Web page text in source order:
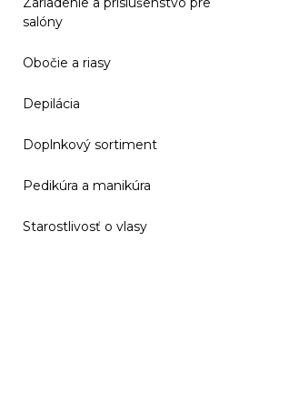
salóny
Obočie a riasy
Depilácia
Doplnkový sortiment
Pedikúra a manikúra
Starostlivosť o vlasy